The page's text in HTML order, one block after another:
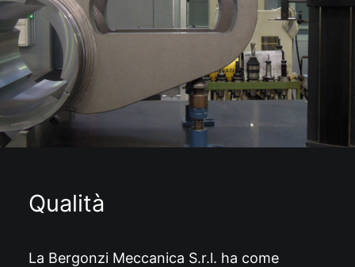
Qualità
La Bergonzi Meccanica S.r.l. ha come